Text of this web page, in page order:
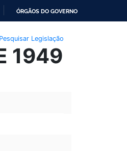
ÓRGÃOS DO GOVERNO
Pesquisar Legislação
1949